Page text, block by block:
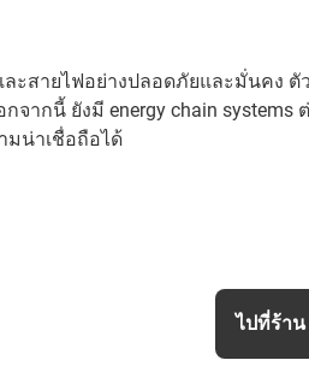
ะสายไฟอย่างปลอดภัยและมั่นคง ตั
ากนี้ ยังมี energy chain systems
มน่าเชื่อถือได้
ไปที่ร้าน